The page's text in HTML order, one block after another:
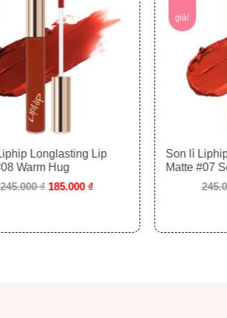
hoàn cảnh, từ đi làm đến dự tiệc.
Longlasting Lip
Warm Hug
245.000₫ 185.000 ₫
giá!
Son lì
Matte #07